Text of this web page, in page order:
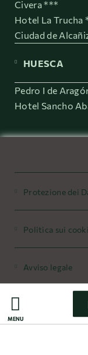
MENÙ
Civera ***
Hotel La Trucha
Ciudad de
HUESCA
Pedro I de
Hotel Sancho
Protezione dei
Politica sui
Avviso legale